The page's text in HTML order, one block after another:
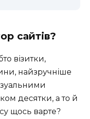
сайтів?
візитки,
найзручніше
десятки, а то й
щось варте?